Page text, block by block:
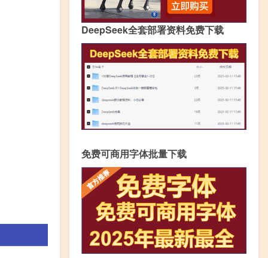
DeepSeek全套部署资料免费下载
免费可商用字体批量下载